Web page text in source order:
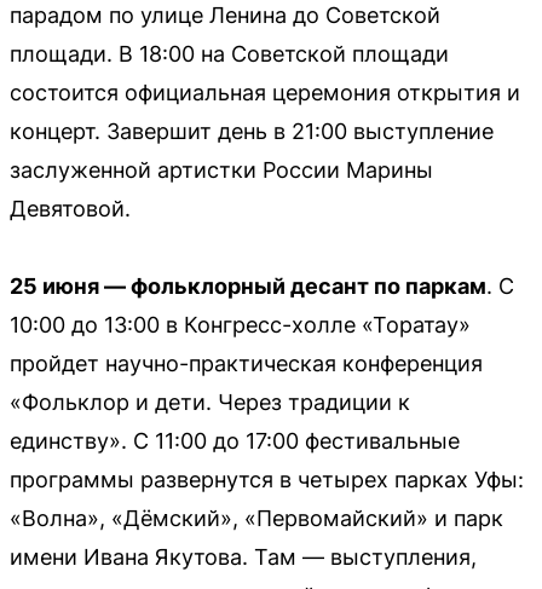
парадом по улице Ленина до Советской
площади. В 18:00 на Советской площади
состоится официальная церемония открытия и
концерт. Завершит день в 21:00 выступление
заслуженной артистки России Марины
Девятовой.
25 июня — фольклорный десант по паркам. С
10:00 до 13:00 в Конгресс-холле «Торатау»
пройдет научно-практическая конференция
«Фольклор и дети. Через традиции к
единству». С 11:00 до 17:00 фестивальные
программы развернутся в четырех парках Уфы:
«Волна», «Дёмский», «Первомайский» и парк
имени Ивана Якутова. Там — выступления,